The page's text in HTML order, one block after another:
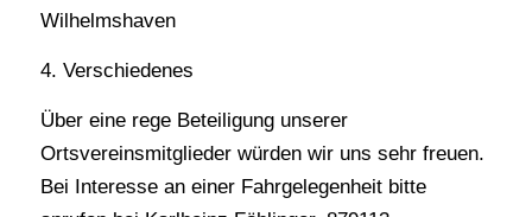
Wilhelmshaven
4. Verschiedenes
Über eine rege Beteiligung unserer
Ortsvereinsmitglieder würden wir uns sehr freuen.
Bei Interesse an einer Fahrgelegenheit bitte